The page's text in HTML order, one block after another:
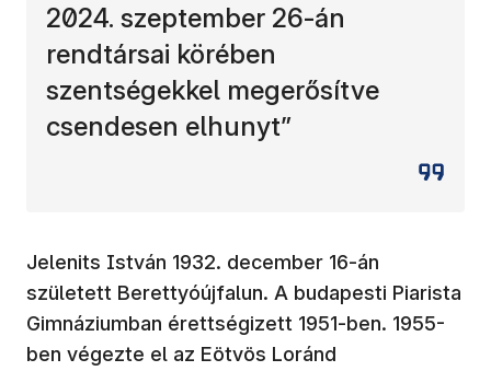
2024. szeptember 26-án
rendtársai körében
szentségekkel megerősítve
csendesen elhunyt”
Jelenits István 1932. december 16-án
született Berettyóújfalun. A budapesti Piarista
Gimnáziumban érettségizett 1951-ben. 1955-
ben végezte el az Eötvös Loránd